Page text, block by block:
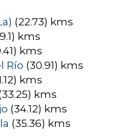
(22.73) kms
kms
kms
Río (30.91) kms
kms
kms
(34.12) kms
(35.36) kms